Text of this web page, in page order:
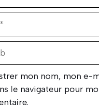
mon nom, mon e-
le navigateur pour